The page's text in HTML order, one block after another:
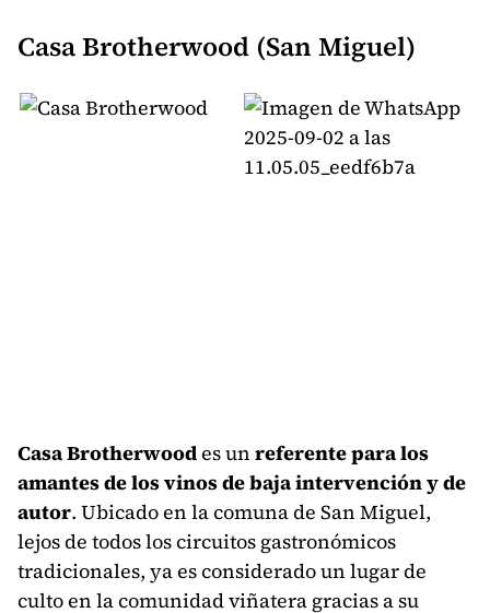
Casa Brotherwood (San Miguel)
Casa Brotherwoodes un referente para los
amantes de los vinos de baja intervención y de
autor. Ubicado en la comuna de San Miguel,
lejos de todos los circuitos gastronómicos
tradicionales, ya es considerado un lugar de
culto en la comunidad viñatera gracias a su